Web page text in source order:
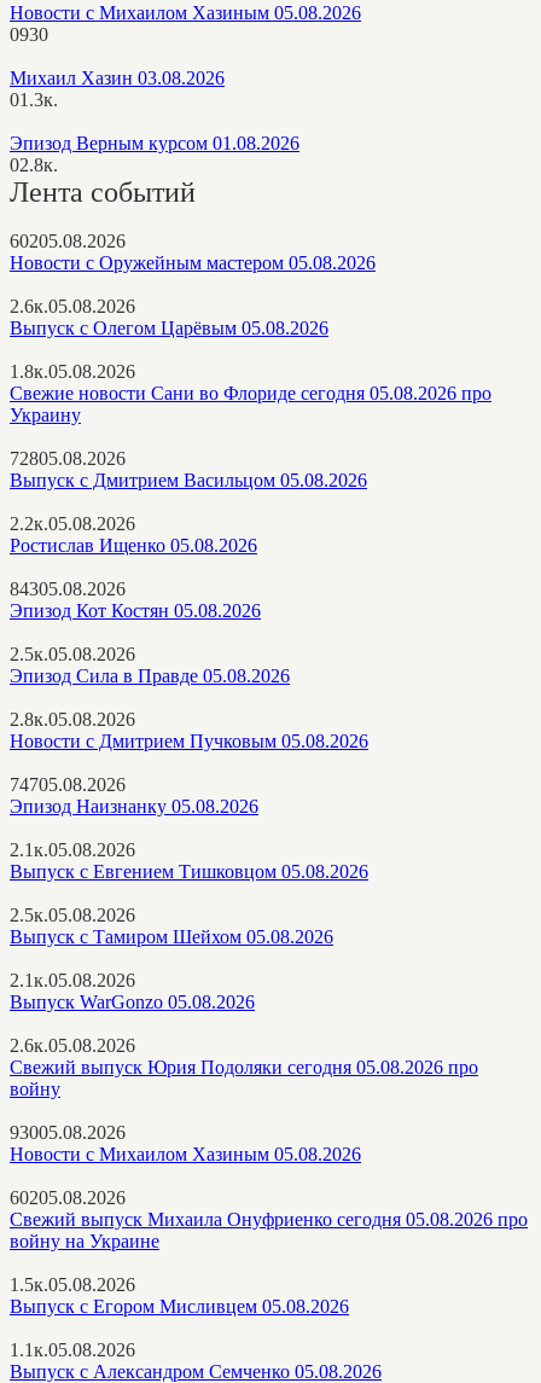
Новости с Михаилом Хазиным 05.08.2026
0930
Михаил Хазин 03.08.2026
01.3к.
Эпизод Верным курсом 01.08.2026
02.8к.
Лента событий
60205.08.2026
Новости с Оружейным мастером 05.08.2026
2.6к.05.08.2026
Выпуск с Олегом Царёвым 05.08.2026
1.8к.05.08.2026
Свежие новости Сани во Флориде сегодня 05.08.2026 про
Украину
72805.08.2026
Выпуск с Дмитрием Васильцом 05.08.2026
2.2к.05.08.2026
Ростислав Ищенко 05.08.2026
84305.08.2026
Эпизод Кот Костян 05.08.2026
2.5к.05.08.2026
Эпизод Сила в Правде 05.08.2026
2.8к.05.08.2026
Новости с Дмитрием Пучковым 05.08.2026
74705.08.2026
Эпизод Наизнанку 05.08.2026
2.1к.05.08.2026
Выпуск с Евгением Тишковцом 05.08.2026
2.5к.05.08.2026
Выпуск с Тамиром Шейхом 05.08.2026
2.1к.05.08.2026
Выпуск WarGonzo 05.08.2026
2.6к.05.08.2026
Свежий выпуск Юрия Подоляки сегодня 05.08.2026 про
войну
93005.08.2026
Новости с Михаилом Хазиным 05.08.2026
60205.08.2026
Свежий выпуск Михаила Онуфриенко сегодня 05.08.2026 про
войну на Украине
1.5к.05.08.2026
Выпуск с Егором Мисливцем 05.08.2026
1.1к.05.08.2026
Выпуск с Александром Семченко 05.08.2026